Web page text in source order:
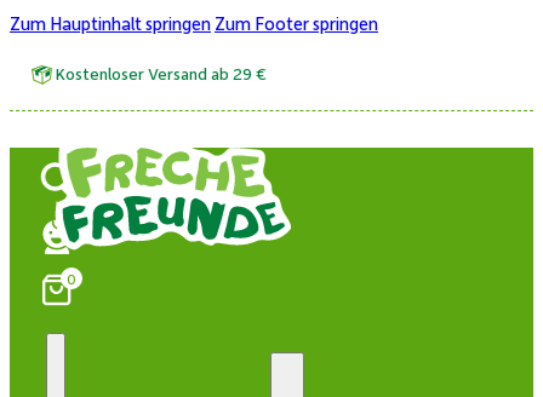
Zum Hauptinhalt springen Zum Footer springen
Kostenloser Versand ab 29 €
0